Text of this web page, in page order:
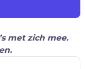
met zich mee.